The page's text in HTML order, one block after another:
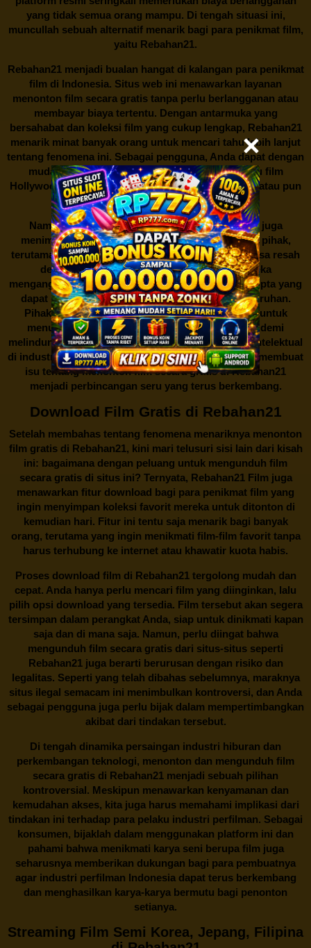
yang tidak semua orang mampu. Di tengah situasi ini,
muncullah sebuah alternatif menarik bagi para penikmat film,
yaitu Rebahan21.
Rebahan21menjadi bualan hangat di kalangan para penikmat
film di Indonesia. Situs web ini menawarkan layanan
menonton film secara gratis tanpa perlu berlangganan atau
membayar biaya tertentu. Dengan antarmuka yang
bersahabat dan koleksi film yang cukup lengkap, Rebahan21
menarik minat banyak orang untuk mencari tahu lebih lanjut
tentang fenomena ini. Sebagai pengguna, Anda dapat dengan
mudah mencari film yang ingin ditonton, baik itu film
Hollywood terbaru, drama Korea yang sedang hits, atau pun
produksi film lokal dengan kualitas terbaik.
Namun, seperti halnya cerita manis,Rebahan21juga
menimbulkan kontroversi di industri film. Banyak pihak,
terutama produsen film dan pemilik hak cipta, merasa resah
dengan maraknya situs-situs seperti ini. Mereka
menganggapnya sebagai bentuk pelanggaran hak cipta yang
dapat merugikan industri perfilman secara keseluruhan.
Pihak berwenang pun turut terlibat dalam upaya untuk
menutup situs-situs ilegal semacam Rebahan21 demi
melindungi keberlangsungan bisnis dan kekayaan intelektual
di industri hiburan. Konflik kepentingan inilah yang membuat
isu tentang menonton film secara gratis diRebahan21
menjadi perbincangan seru yang terus berkembang.
Download Film Gratis di Rebahan21
Setelah membahas tentang fenomena menariknya menonton
film gratis di Rebahan21, kini mari telusuri sisi lain dari kisah
ini: bagaimana dengan peluang untuk mengunduh film
secara gratis di situs ini? Ternyata, Rebahan21 Film juga
menawarkan fitur download bagi para penikmat film yang
ingin menyimpan koleksi favorit mereka untuk ditonton di
kemudian hari. Fitur ini tentu saja menarik bagi banyak
orang, terutama yang ingin menikmati film-film favorit tanpa
harus terhubung ke internet atau khawatir kuota habis.
Proses download film di Rebahan21tergolong mudah dan
cepat. Anda hanya perlu mencari film yang diinginkan, lalu
pilih opsi download yang tersedia. Film tersebut akan segera
tersimpan dalam perangkat Anda, siap untuk dinikmati kapan
saja dan di mana saja. Namun, perlu diingat bahwa
mengunduh film secara gratis dari situs-situs seperti
Rebahan21 juga berarti berurusan dengan risiko dan
legalitas. Seperti yang telah dibahas sebelumnya, maraknya
situs ilegal semacam ini menimbulkan kontroversi, dan Anda
sebagai pengguna juga perlu bijak dalam mempertimbangkan
akibat dari tindakan tersebut.
Di tengah dinamika persaingan industri hiburan dan
perkembangan teknologi, menonton dan mengunduh film
secara gratis di Rebahan21 menjadi sebuah pilihan
kontroversial. Meskipun menawarkan kenyamanan dan
kemudahan akses, kita juga harus memahami implikasi dari
tindakan ini terhadap para pelaku industri perfilman. Sebagai
konsumen, bijaklah dalam menggunakan platform ini dan
pahami bahwa menikmati karya seni berupa film juga
seharusnya memberikan dukungan bagi para pembuatnya
agar industri perfilman Indonesia dapat terus berkembang
dan menghasilkan karya-karya bermutu bagi penonton
setianya.
Streaming Film Semi Korea, Jepang, Filipina